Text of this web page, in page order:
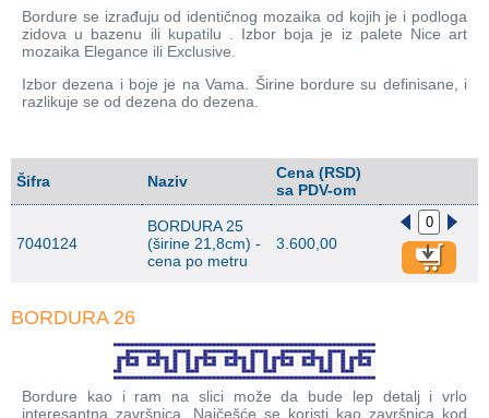
Bordure se izrađuju od identičnog mozaika od kojih je i podloga
zidova u bazenu ili kupatilu . Izbor boja je iz palete Nice art
mozaika Elegance ili Exclusive.
Izbor dezena i boje je na Vama. Širine bordure su definisane, i
razlikuje se od dezena do dezena.
Šifra Naziv
Cena (RSD)
sa PDV-om
7040124
BORDURA 25
(širine 21,8cm) -
cena po metru
3.600,00
BORDURA 26
Bordure kao i ram na slici može da bude lep detalj i vrlo
interesantna završnica. Najčešće se koristi kao završnica kod